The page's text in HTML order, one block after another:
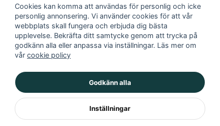
Instagram
Facebook
TikTok
YouTube
Snabba leveranser
Trygga köp
Fri frakt över 499:-
Trevlig kundtjänst
Cookies kan komma att användas för personlig och icke
personlig annonsering. Vi använder cookies för att vår
webbplats skall fungera och erbjuda dig bästa
upplevelse. Bekräfta ditt samtycke genom att trycka på
godkänn alla eller anpassa via inställningar. Läs mer om
vår cookie policy
Godkänn alla
Inställningar